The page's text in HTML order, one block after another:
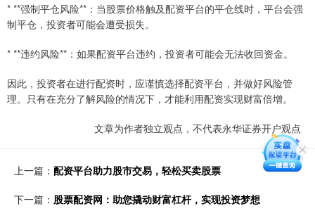
* **强制平仓风险**：当股票价格触及配资平台的平仓线时，平台会强
制平仓，投资者可能会遭受损失。
* **违约风险**：如果配资平台违约，投资者可能会无法收回资金。
因此，投资者在进行配资时，应谨慎选择配资平台，并做好风险管
理。只有在充分了解风险的情况下，才能利用配资实现财富倍增。
文章为作者独立观点，不代表永华证券开户观点
上一篇： 配资平台助力股市交易，轻松买卖股票
下一篇： 股票配资网：助您撬动财富杠杆，实现投资梦想